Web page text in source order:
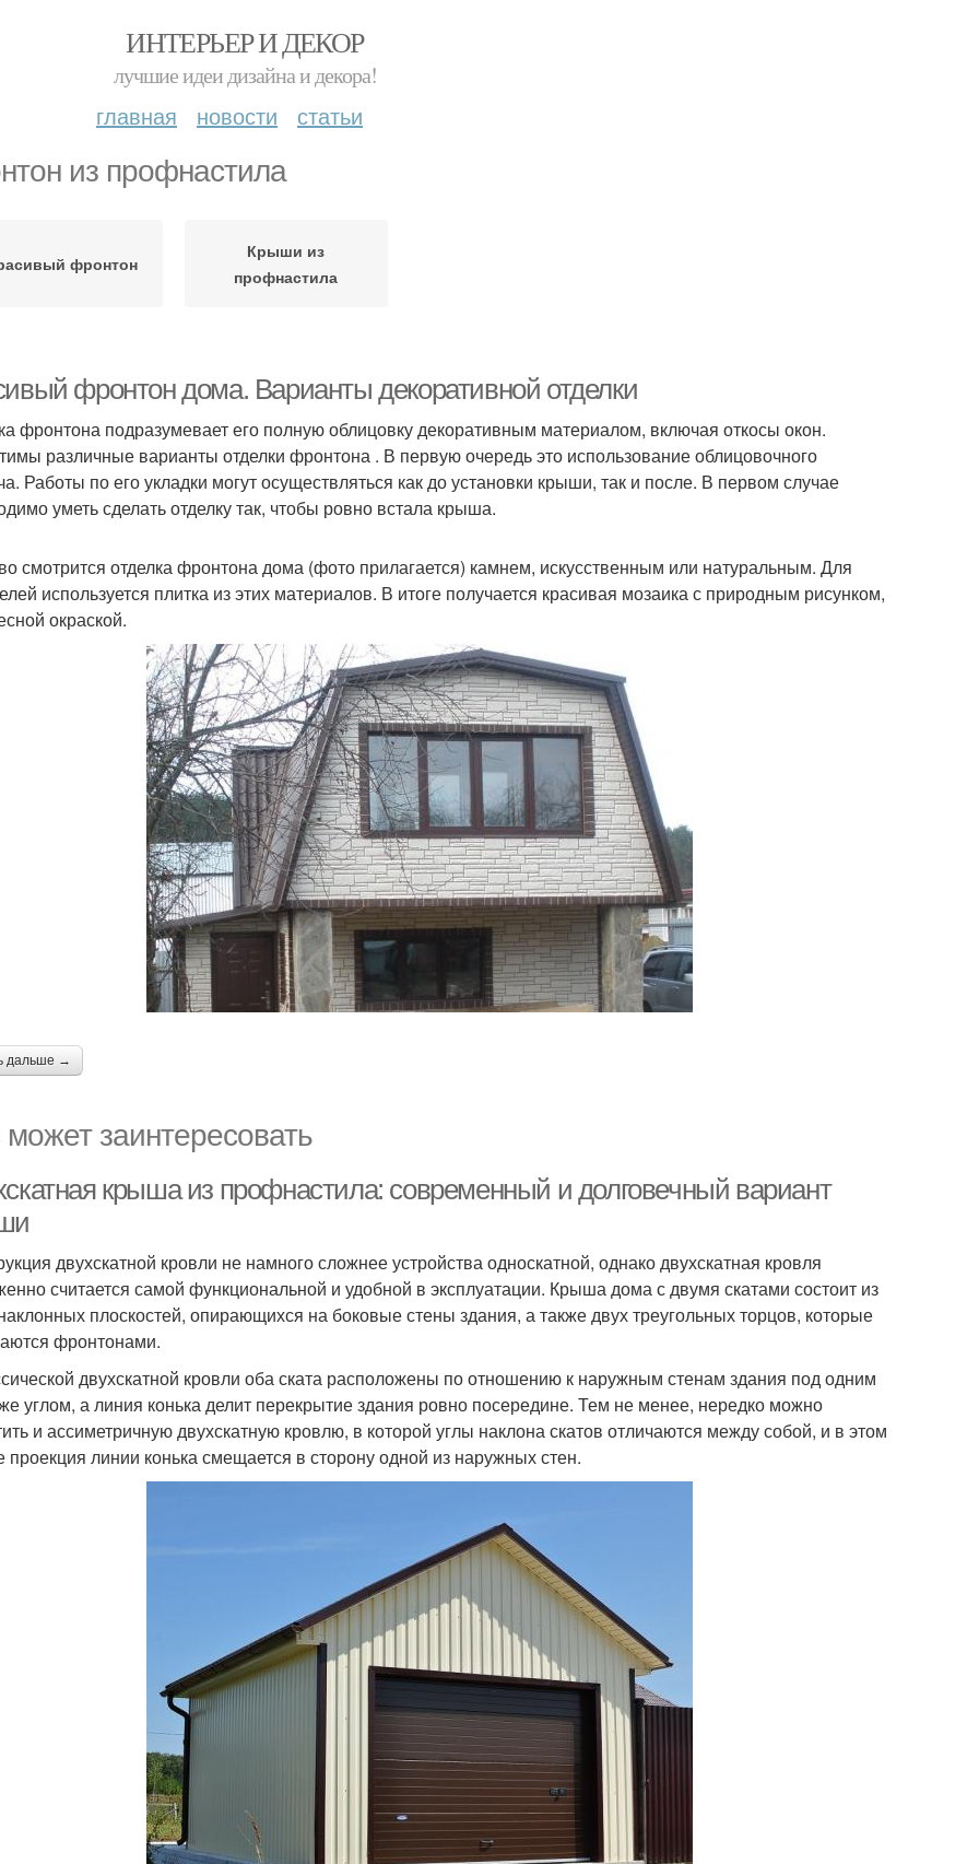
ИНТЕРЬЕР И ДЕКОР
лучшие идеи дизайна и декора!
главная новости статьи
из профнастила
фронтон
Крыши из
профнастила
фронтон дома. Варианты декоративной отделки
фронтона подразумевает его полную облицовку декоративным материалом, включая откосы окон.
различные варианты отделки фронтона . В первую очередь это использование облицовочного
Работы по его укладки могут осуществляться как до установки крыши, так и после. В первом случае
уметь сделать отделку так, чтобы ровно встала крыша.
смотрится отделка фронтона дома (фото прилагается) камнем, искусственным или натуральным. Для
используется плитка из этих материалов. В итоге получается красивая мозаика с природным рисунком,
окраской.
дальше →
заинтересовать
крыша из профнастила: современный и долговечный вариант
двухскатной кровли не намного сложнее устройства односкатной, однако двухскатная кровля
считается самой функциональной и удобной в эксплуатации. Крыша дома с двумя скатами состоит из
плоскостей, опирающихся на боковые стены здания, а также двух треугольных торцов, которые
фронтонами.
двухскатной кровли оба ската расположены по отношению к наружным стенам здания под одним
углом, а линия конька делит перекрытие здания ровно посередине. Тем не менее, нередко можно
и ассиметричную двухскатную кровлю, в которой углы наклона скатов отличаются между собой, и в этом
проекция линии конька смещается в сторону одной из наружных стен.